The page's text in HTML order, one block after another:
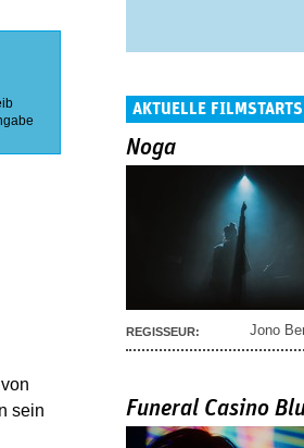
sein
AKTUELLE FILMSTARTS
Noga
REGISSEUR: Jono
Funeral Casino